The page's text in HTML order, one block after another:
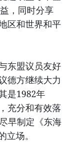
，同时分享
区和世界和平
东盟议员友好
德方继续大力
是1982年
充分和有效落
早制定《东海
场。